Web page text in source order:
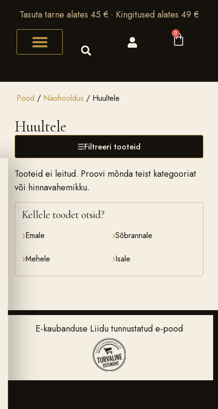
Tasuta tarne alates 45 € · Kingitused alates 49 €
0
Pood / Näohooldus / Huultele
Huultele
Kellele toodet otsid?
›Emale ›Sõbrannale
›Mehele ›Isale
☰Filtreeri tooteid
Tooteid ei leitud. Proovi mõnda teist kategooriat
või hinnavahemikku.
E-kaubanduse Liidu tunnustatud e-pood